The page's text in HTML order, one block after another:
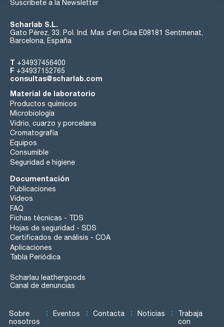
Suscríbete a la Newsletter
Scharlab S.L.
Gato Pérez, 33. Pol. Ind. Mas d’en Cisa E08181 Sentmenat,
Barcelona, España
T +34937456400
F +34937152765
consultas@scharlab.com
Material de laboratorio
Productos químicos
Microbiología
Vidrio, cuarzo y porcelana
Cromatografía
Equipos
Consumible
Seguridad e higiene
Documentación
Publicaciones
Videos
FAQ
Fichas técnicas - TDS
Hojas de seguridad - SDS
Certificados de análisis - COA
Aplicaciones
Tabla Periódica
Scharlau leathergoods
Canal de denuncias
Sobre
nosotros
Eventos Contacta Noticias
Trabaja
con